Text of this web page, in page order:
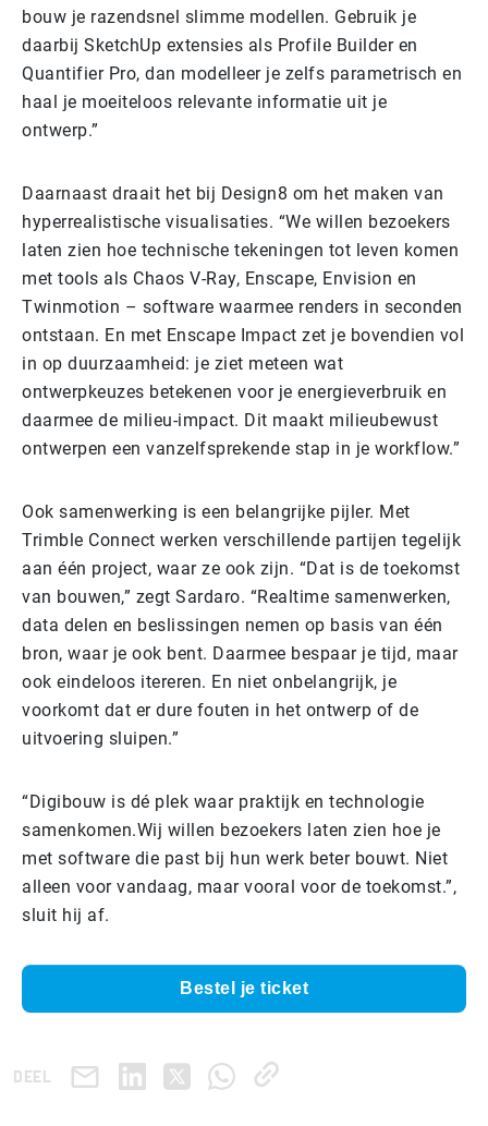
bouw je razendsnel slimme modellen. Gebruik je
daarbij SketchUp extensies als Profile Builder en
Quantifier Pro, dan modelleer je zelfs parametrisch en
haal je moeiteloos relevante informatie uit je
ontwerp.”
Daarnaast draait het bij Design8 om het maken van
hyperrealistische visualisaties. “We willen bezoekers
laten zien hoe technische tekeningen tot leven komen
met tools als Chaos V-Ray, Enscape, Envision en
Twinmotion – software waarmee renders in seconden
ontstaan. En met Enscape Impact zet je bovendien vol
in op duurzaamheid: je ziet meteen wat
ontwerpkeuzes betekenen voor je energieverbruik en
daarmee de milieu-impact. Dit maakt milieubewust
ontwerpen een vanzelfsprekende stap in je workflow.”
Ook samenwerking is een belangrijke pijler. Met
Trimble Connect werken verschillende partijen tegelijk
aan één project, waar ze ook zijn. “Dat is de toekomst
van bouwen,” zegt Sardaro. “Realtime samenwerken,
data delen en beslissingen nemen op basis van één
bron, waar je ook bent. Daarmee bespaar je tijd, maar
ook eindeloos itereren. En niet onbelangrijk, je
voorkomt dat er dure fouten in het ontwerp of de
uitvoering sluipen.”
“Digibouw is dé plek waar praktijk en technologie
samenkomen.Wij willen bezoekers laten zien hoe je
met software die past bij hun werk beter bouwt. Niet
alleen voor vandaag, maar vooral voor de toekomst.”,
sluit hij af.
Bestel je ticket
DEEL